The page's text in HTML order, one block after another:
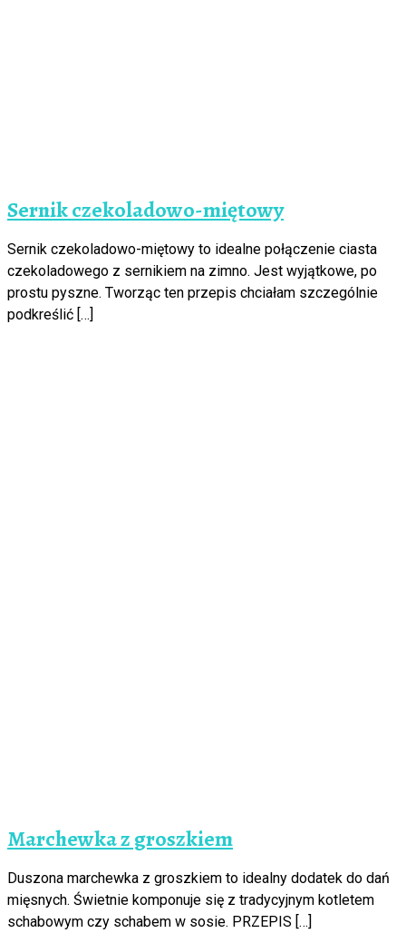
Sernik czekoladowo-miętowy
Sernik czekoladowo-miętowy to idealne połączenie ciasta
czekoladowego z sernikiem na zimno. Jest wyjątkowe, po
prostu pyszne. Tworząc ten przepis chciałam szczególnie
podkreślić […]
Marchewka z groszkiem
Duszona marchewka z groszkiem to idealny dodatek do dań
mięsnych. Świetnie komponuje się z tradycyjnym kotletem
schabowym czy schabem w sosie. PRZEPIS […]